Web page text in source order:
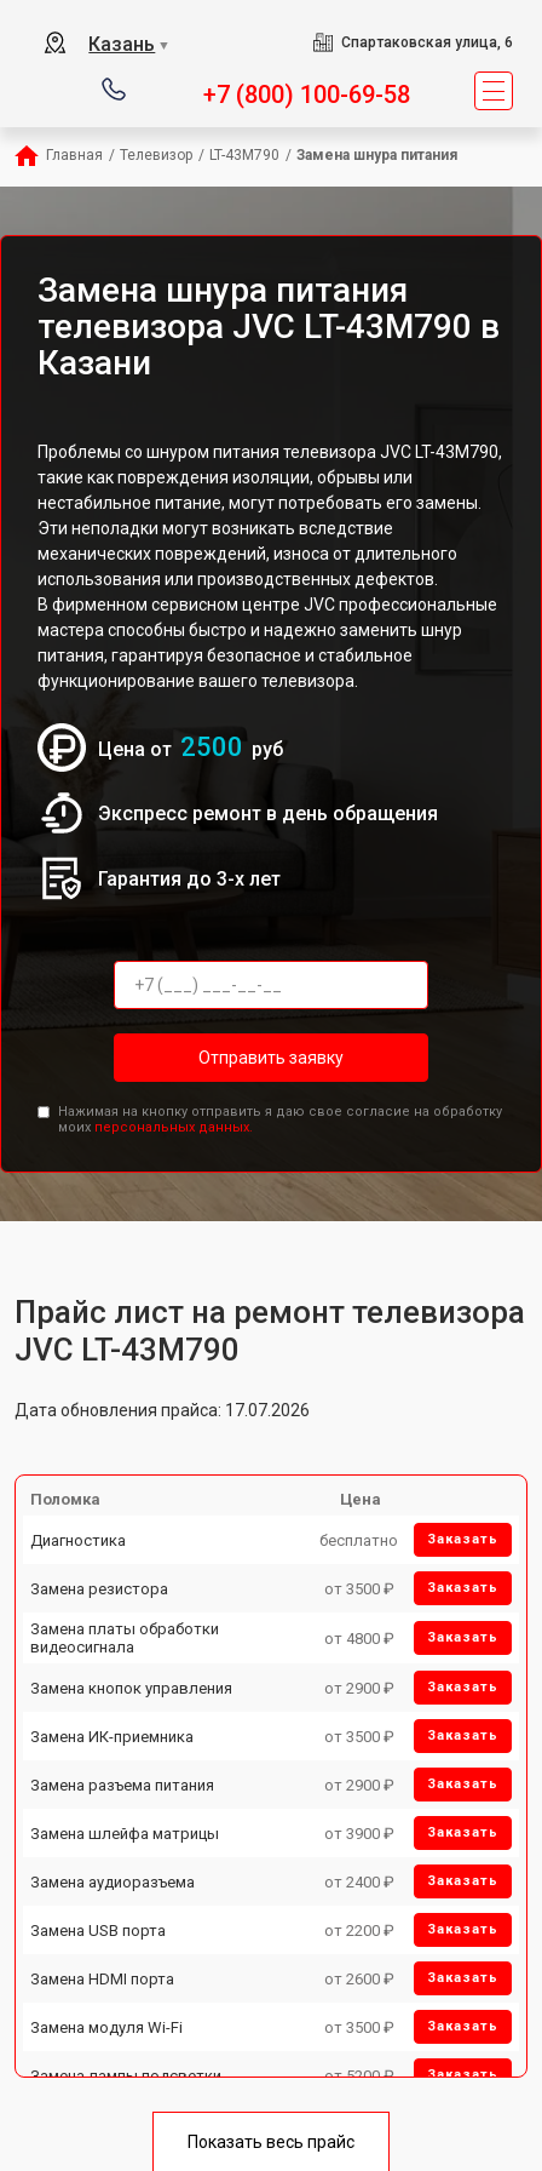
Казань ▼ Спартаковская улица, 6
+7 (800) 100-69-58
Главная / Телевизор / LT-43M790 / Замена шнура питания
Замена шнура питания
телевизора JVC LT-43M790 в
Казани
Проблемы со шнуром питания телевизора JVC LT-43M790,
такие как повреждения изоляции, обрывы или
нестабильное питание, могут потребовать его замены.
Эти неполадки могут возникать вследствие
механических повреждений, износа от длительного
использования или производственных дефектов.
В фирменном сервисном центре JVC профессиональные
мастера способны быстро и надежно заменить шнур
питания, гарантируя безопасное и стабильное
функционирование вашего телевизора.
Цена от 2500 руб
Экспресс ремонт в день обращения
Гарантия до 3-х лет
Отправить заявку
Нажимая на кнопку отправить я даю свое согласие на обработку
моих персональных данных.
Прайс лист на ремонт телевизора
JVC LT-43M790
Дата обновления прайса: 17.07.2026
Поломка Цена
Диагностика бесплатно Заказать
Замена резистора от 3500 ₽ Заказать
Замена платы обработки
видеосигнала
от 4800 ₽ Заказать
Замена кнопок управления от 2900 ₽ Заказать
Замена ИК-приемника от 3500 ₽ Заказать
Замена разъема питания от 2900 ₽ Заказать
Замена шлейфа матрицы от 3900 ₽ Заказать
Замена аудиоразъема от 2400 ₽ Заказать
Замена USB порта от 2200 ₽ Заказать
Замена HDMI порта от 2600 ₽ Заказать
Замена модуля Wi-Fi от 3500 ₽ Заказать
Замена лампы подсветки от 5200 ₽ Заказать
Показать весь прайс